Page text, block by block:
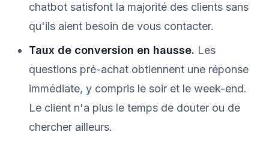
chatbot satisfont la majorité des clients sans
qu'ils aient besoin de vous contacter.
Taux de conversion en hausse. Les
questions pré-achat obtiennent une réponse
immédiate, y compris le soir et le week-end.
Le client n'a plus le temps de douter ou de
chercher ailleurs.